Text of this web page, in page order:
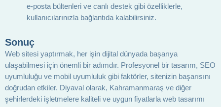
e-posta bültenleri ve canlı destek gibi özelliklerle,
kullanıcılarınızla bağlantıda kalabilirsiniz.
Sonuç
Web sitesi yaptırmak, her işin dijital dünyada başarıya
ulaşabilmesi için önemli bir adımdır. Profesyonel bir tasarım, SEO
uyumluluğu ve mobil uyumluluk gibi faktörler, sitenizin başarısını
doğrudan etkiler. Diyaval olarak, Kahramanmaraş ve diğer
şehirlerdeki işletmelere kaliteli ve uygun fiyatlarla web tasarımı